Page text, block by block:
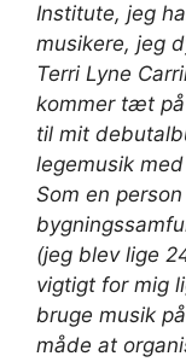
Institute, jeg
musikere, jeg
Terri Lyne
kommer tæt
til mit
legemusik
Som en
(jeg blev lige
vigtigt for mig
bruge musik
måde at